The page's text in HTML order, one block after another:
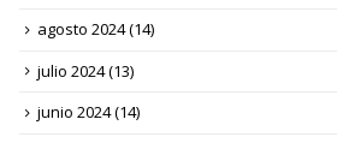
agosto 2024(14)
julio 2024(13)
junio 2024(14)